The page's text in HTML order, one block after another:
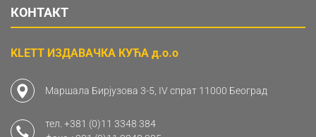
КОНТАКТ
KLETT ИЗДАВАЧКА КУЋА д.о.о
Маршала Бирјузова 3-5, IV спрат 11000 Београд
тел. +381 (0)11 3348 384